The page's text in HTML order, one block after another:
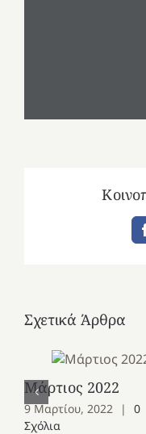
Σχετικά Άρθρα
Μάρτιος 2022
9 Μαρτίου, 2022 |
0
Σχόλια